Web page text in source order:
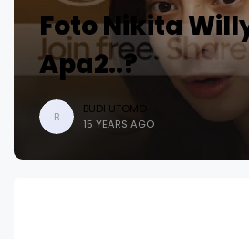
Foto Nikita
Apa2..?
B
BUDI UTOMO
15 YEARS AGO